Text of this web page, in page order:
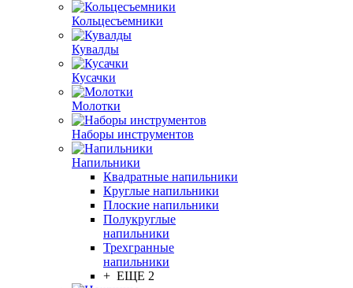
Кольцесъемники
Кувалды
Кусачки
Молотки
Наборы инструментов
Напильники
Квадратные напильники
Круглые напильники
Плоские напильники
Полукруглые
напильники
Трехгранные
напильники
+ ЕЩЕ 2